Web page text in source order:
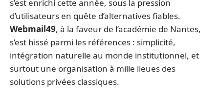
s’est enrichi cette année, sous la pression
d’utilisateurs en quête d’alternatives fiables.
Webmail49, à la faveur de l’académie de Nantes,
s’est hissé parmi les références : simplicité,
intégration naturelle au monde institutionnel, et
surtout une organisation à mille lieues des
solutions privées classiques.